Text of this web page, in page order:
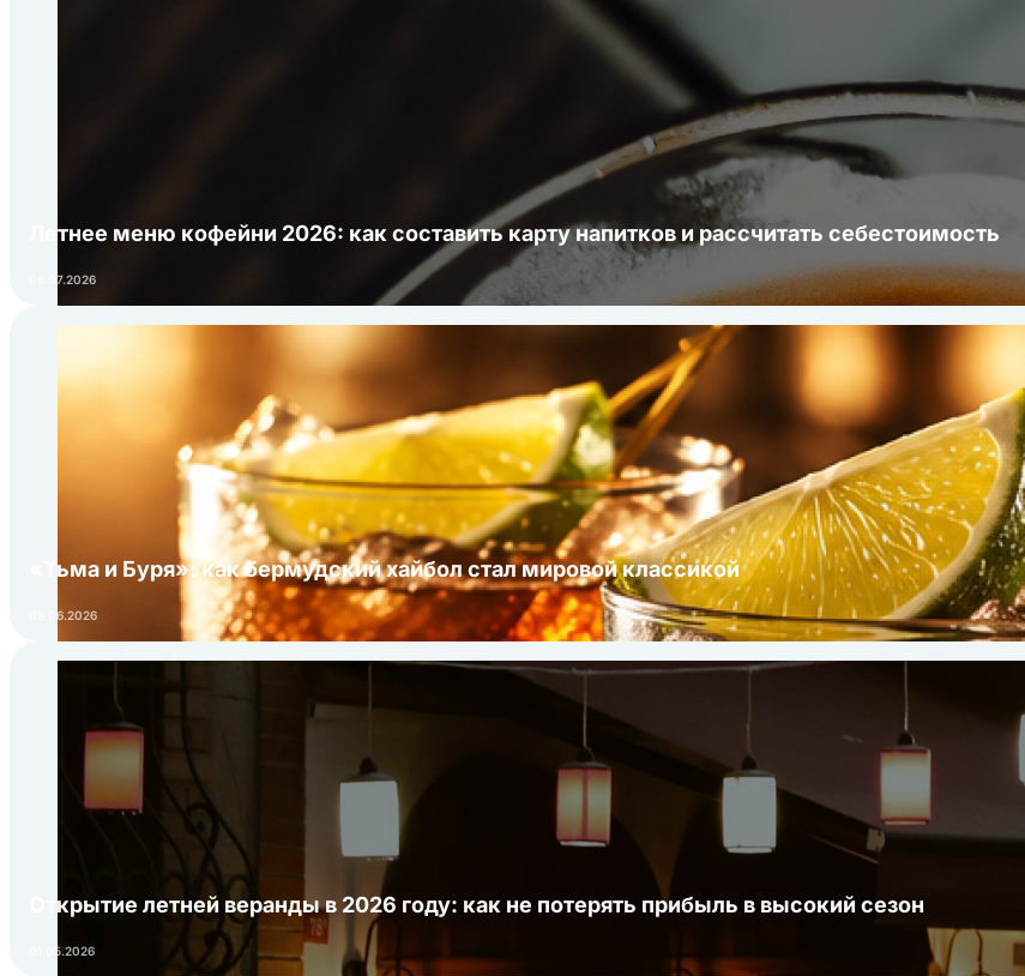
Летнее меню кофейни 2026: как составить карту напитков и рассчитать себестоимость
06.07.2026
«Тьма и Буря»: как бермудский хайбол стал мировой классикой
09.06.2026
Открытие летней веранды в 2026 году: как не потерять прибыль в высокий сезон
01.05.2026